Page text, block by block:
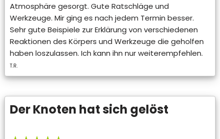
Atmosphäre gesorgt. Gute Ratschläge und
Werkzeuge. Mir ging es nach jedem Termin besser.
Sehr gute Beispiele zur Erklärung von verschiedenen
Reaktionen des Körpers und Werkzeuge die geholfen
haben loszulassen. Ich kann ihn nur weiterempfehlen.
T.R.
Der Knoten hat sich gelöst